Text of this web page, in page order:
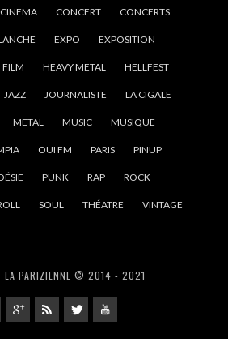
CINEMA CONCERT CONCERTS
EXPO EXPOSITION
FILM HEAVY METAL HELLFEST
JAZZ JOURNALISTE LA CIGALE
METAL MUSIC MUSIQUE
OUI FM PARIS PINUP
PUNK RAP ROCK
SOUL THÉATRE VINTAGE
LA PARIZIENNE © 2014 - 2021